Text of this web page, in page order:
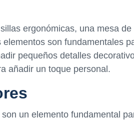
ergonómicas, una mesa
son fundamentales
pequeños detalles
añadir un toque personal.
un elemento fundamental